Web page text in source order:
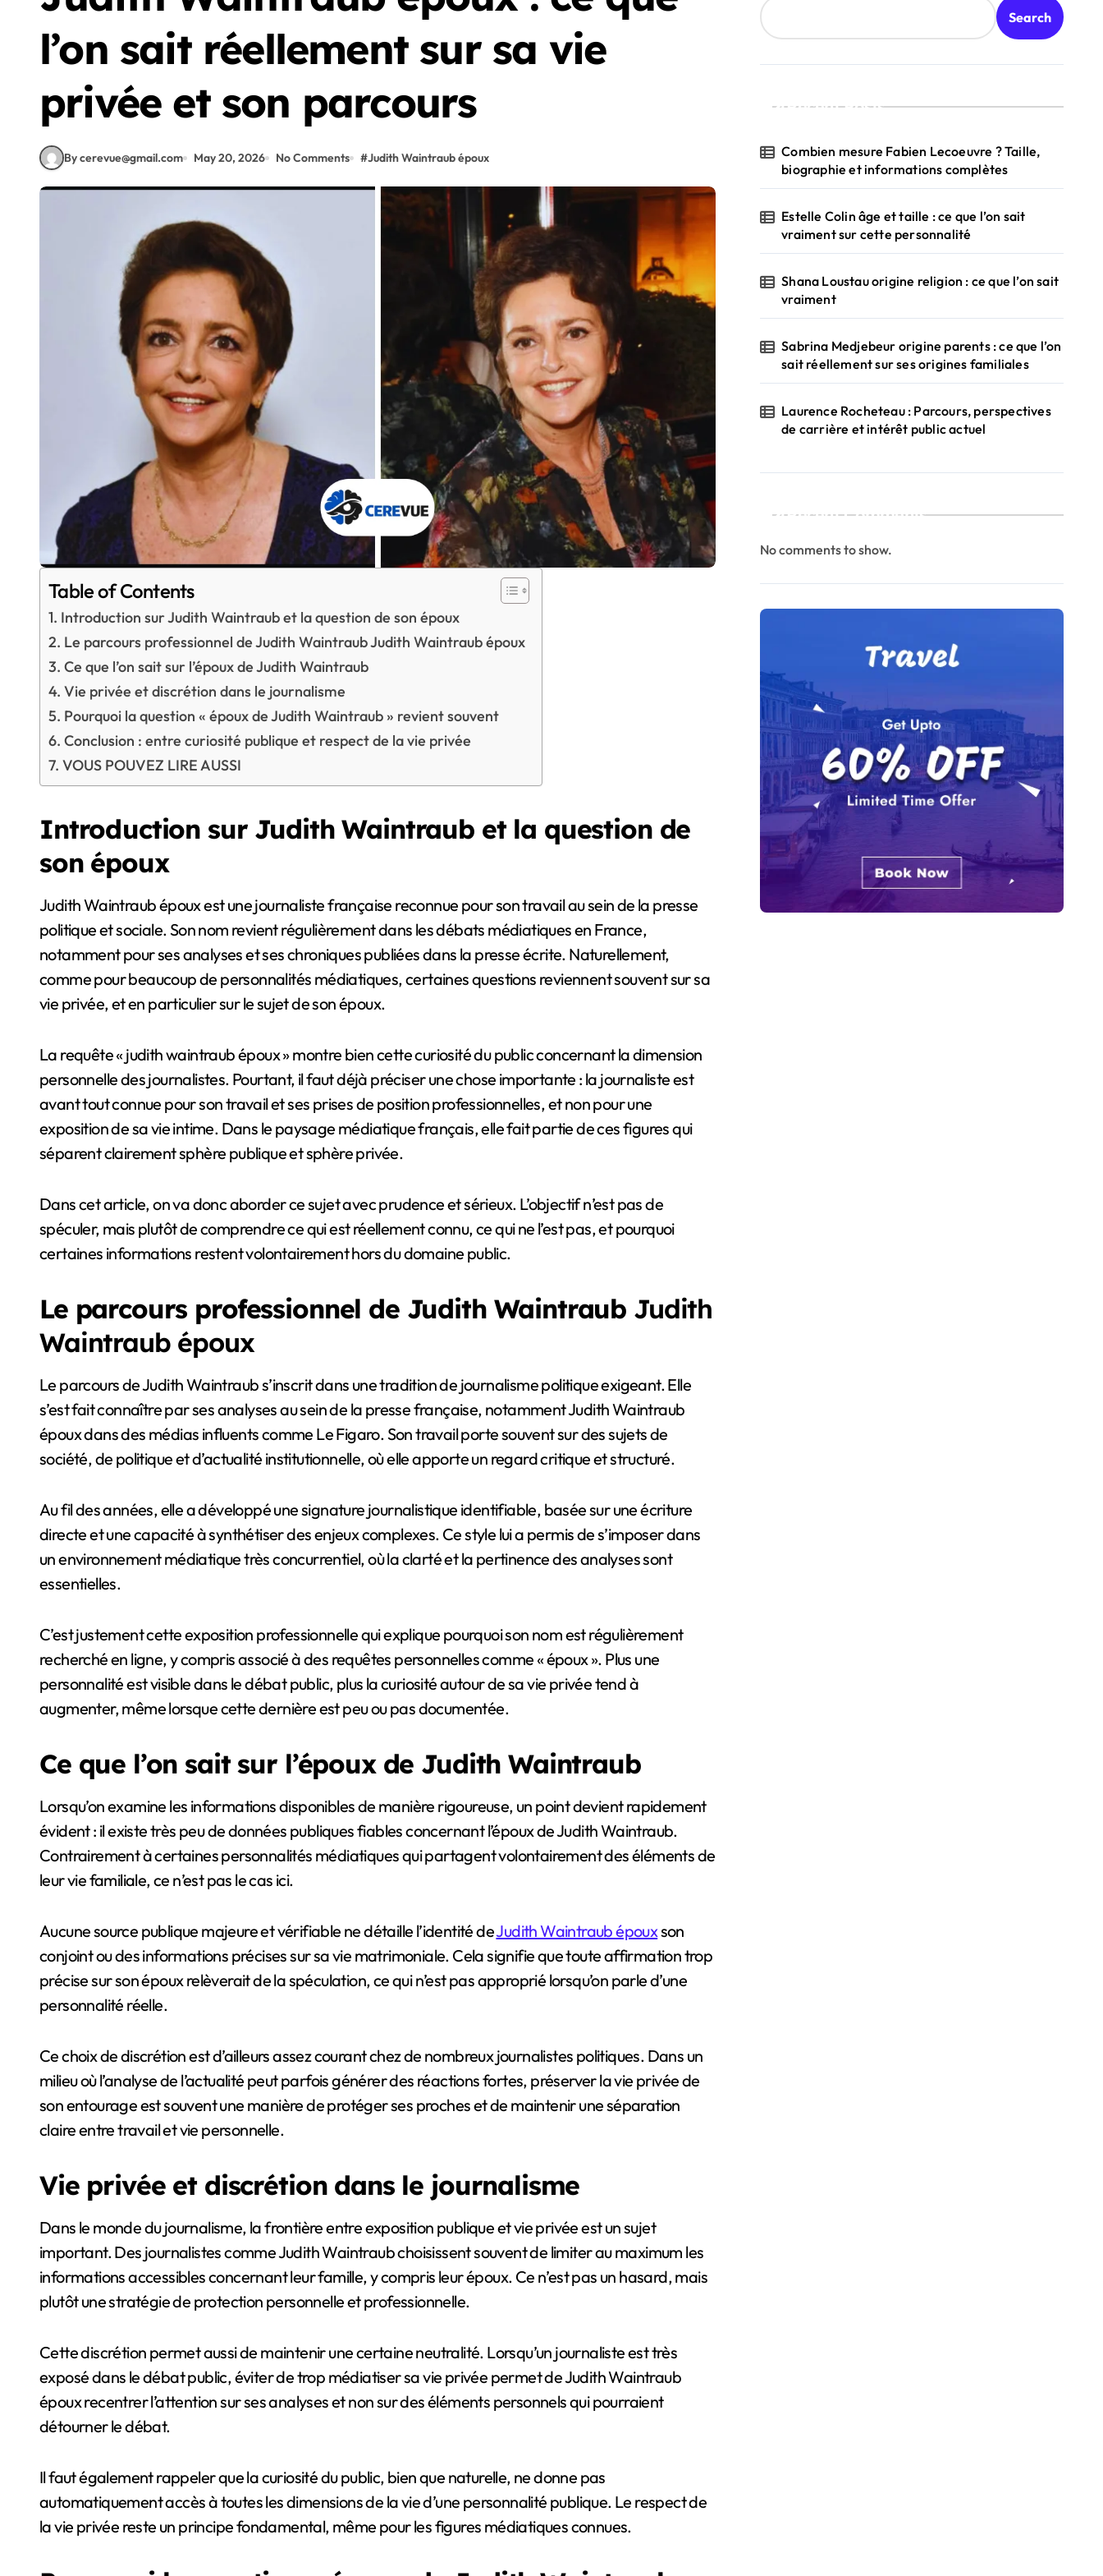
l’on sait réellement sur sa vie
privée et son parcours
By cerevue@gmail.com May 20, 2026 No Comments #Judith Waintraub époux
Table of Contents
Introduction sur Judith Waintraub et la question de son époux
Le parcours professionnel de Judith Waintraub Judith Waintraub époux
Ce que l’on sait sur l’époux de Judith Waintraub
Vie privée et discrétion dans le journalisme
Pourquoi la question « époux de Judith Waintraub » revient souvent
Conclusion : entre curiosité publique et respect de la vie privée
VOUS POUVEZ LIRE AUSSI
Introduction sur Judith Waintraub et la question de
son époux
Judith Waintraub époux est une journaliste française reconnue pour son travail au sein de la presse
politique et sociale. Son nom revient régulièrement dans les débats médiatiques en France,
notamment pour ses analyses et ses chroniques publiées dans la presse écrite. Naturellement,
comme pour beaucoup de personnalités médiatiques, certaines questions reviennent souvent sur sa
vie privée, et en particulier sur le sujet de son époux.
La requête « judith waintraub époux » montre bien cette curiosité du public concernant la dimension
personnelle des journalistes. Pourtant, il faut déjà préciser une chose importante : la journaliste est
avant tout connue pour son travail et ses prises de position professionnelles, et non pour une
exposition de sa vie intime. Dans le paysage médiatique français, elle fait partie de ces figures qui
séparent clairement sphère publique et sphère privée.
Dans cet article, on va donc aborder ce sujet avec prudence et sérieux. L’objectif n’est pas de
spéculer, mais plutôt de comprendre ce qui est réellement connu, ce qui ne l’est pas, et pourquoi
certaines informations restent volontairement hors du domaine public.
Le parcours professionnel de Judith Waintraub Judith
Waintraub époux
Le parcours de Judith Waintraub s’inscrit dans une tradition de journalisme politique exigeant. Elle
s’est fait connaître par ses analyses au sein de la presse française, notamment Judith Waintraub
époux dans des médias influents comme Le Figaro. Son travail porte souvent sur des sujets de
société, de politique et d’actualité institutionnelle, où elle apporte un regard critique et structuré.
Au fil des années, elle a développé une signature journalistique identifiable, basée sur une écriture
directe et une capacité à synthétiser des enjeux complexes. Ce style lui a permis de s’imposer dans
un environnement médiatique très concurrentiel, où la clarté et la pertinence des analyses sont
essentielles.
C’est justement cette exposition professionnelle qui explique pourquoi son nom est régulièrement
recherché en ligne, y compris associé à des requêtes personnelles comme « époux ». Plus une
personnalité est visible dans le débat public, plus la curiosité autour de sa vie privée tend à
augmenter, même lorsque cette dernière est peu ou pas documentée.
Ce que l’on sait sur l’époux de Judith Waintraub
Lorsqu’on examine les informations disponibles de manière rigoureuse, un point devient rapidement
évident : il existe très peu de données publiques fiables concernant l’époux de Judith Waintraub.
Contrairement à certaines personnalités médiatiques qui partagent volontairement des éléments de
leur vie familiale, ce n’est pas le cas ici.
Aucune source publique majeure et vérifiable ne détaille l’identité deJudith Waintraub épouxson
conjoint ou des informations précises sur sa vie matrimoniale. Cela signifie que toute affirmation trop
précise sur son époux relèverait de la spéculation, ce qui n’est pas approprié lorsqu’on parle d’une
personnalité réelle.
Ce choix de discrétion est d’ailleurs assez courant chez de nombreux journalistes politiques. Dans un
milieu où l’analyse de l’actualité peut parfois générer des réactions fortes, préserver la vie privée de
son entourage est souvent une manière de protéger ses proches et de maintenir une séparation
claire entre travail et vie personnelle.
Vie privée et discrétion dans le journalisme
Dans le monde du journalisme, la frontière entre exposition publique et vie privée est un sujet
important. Des journalistes comme Judith Waintraub choisissent souvent de limiter au maximum les
informations accessibles concernant leur famille, y compris leur époux. Ce n’est pas un hasard, mais
plutôt une stratégie de protection personnelle et professionnelle.
Cette discrétion permet aussi de maintenir une certaine neutralité. Lorsqu’un journaliste est très
exposé dans le débat public, éviter de trop médiatiser sa vie privée permet de Judith Waintraub
époux recentrer l’attention sur ses analyses et non sur des éléments personnels qui pourraient
détourner le débat.
Il faut également rappeler que la curiosité du public, bien que naturelle, ne donne pas
automatiquement accès à toutes les dimensions de la vie d’une personnalité publique. Le respect de
la vie privée reste un principe fondamental, même pour les figures médiatiques connues.
Search
Recent Posts
Combien mesure Fabien Lecoeuvre ? Taille,
biographie et informations complètes
Estelle Colin âge et taille : ce que l’on sait
vraiment sur cette personnalité
Shana Loustau origine religion : ce que l’on sait
vraiment
Sabrina Medjebeur origine parents : ce que l’on
sait réellement sur ses origines familiales
Laurence Rocheteau : Parcours, perspectives
de carrière et intérêt public actuel
Recent Comments
No comments to show.